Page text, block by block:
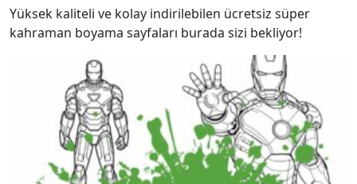
Yüksek kaliteli ve kolay indirilebilen ücretsiz süper
kahraman boyama sayfaları burada sizi bekliyor!